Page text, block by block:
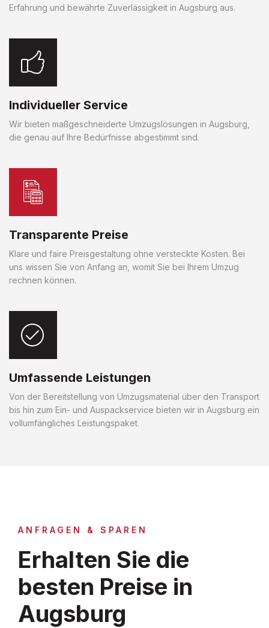
Erfahrung und bewährte Zuverlässigkeit in Augsburg aus.
Individueller Service
Wir bieten maßgeschneiderte Umzugslösungen in Augsburg,
die genau auf Ihre Bedürfnisse abgestimmt sind.
Transparente Preise
Klare und faire Preisgestaltung ohne versteckte Kosten. Bei
uns wissen Sie von Anfang an, womit Sie bei Ihrem Umzug
rechnen können.
Umfassende Leistungen
Von der Bereitstellung von Umzugsmaterial über den Transport
bis hin zum Ein- und Auspackservice bieten wir in Augsburg ein
vollumfängliches Leistungspaket.
ANFRAGEN & SPAREN
Erhalten Sie die
besten Preise in
Augsburg